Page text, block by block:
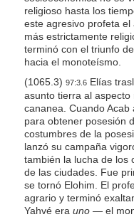
religioso hasta los
este agresivo profeta
más estrictamente
terminó con el triunfo
hacia el monoteísmo.
(1065.3) 97:3.6Elías
asunto tierra al
cananea. Cuando
para obtener posesión
costumbres de la
lanzó su campaña
también la lucha de los
de las ciudades. Fue
se tornó Elohim. El
agrario y terminó
Yahvé era uno —el